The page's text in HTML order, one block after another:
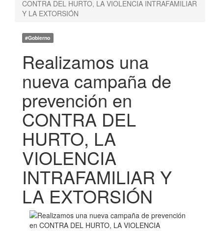
CONTRA DEL HURTO, LA VIOLENCIA INTRAFAMILIAR
Y LA EXTORSIÓN
#Gobierno
Realizamos una
nueva campaña de
prevención en
CONTRA DEL
HURTO, LA
VIOLENCIA
INTRAFAMILIAR Y
LA EXTORSIÓN